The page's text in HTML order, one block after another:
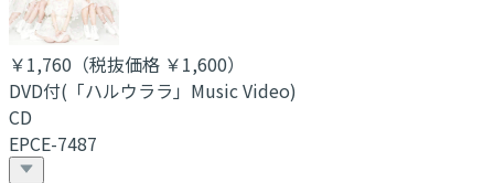
￥1,760 （税抜価格 ￥1,600）
DVD付(「ハルウララ」Music Video)
CD
EPCE-7487